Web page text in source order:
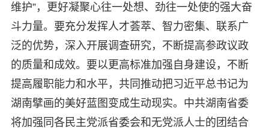
维护”，更好凝聚心往一处想、劲往一处使的强大奋
斗力量。要充分发挥人才荟萃、智力密集、联系广
泛的优势，深入开展调查研究，不断提高参政议政
的质量和成效。要以更高标准加强自身建设，不断
提高履职能力和水平，共同推动把习近平总书记为
湖南擘画的美好蓝图变成生动现实。中共湖南省委
将加强同各民主党派省委会和无党派人士的团结合